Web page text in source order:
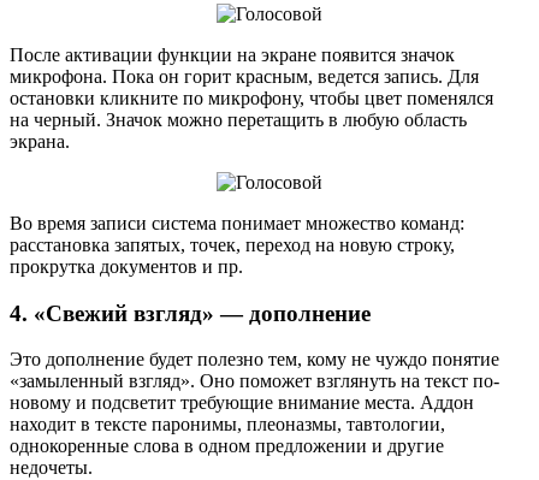
После активации функции на экране появится значок
микрофона. Пока он горит красным, ведется запись. Для
остановки кликните по микрофону, чтобы цвет поменялся
на черный. Значок можно перетащить в любую область
экрана.
Во время записи система понимает множество команд:
расстановка запятых, точек, переход на новую строку,
прокрутка документов и пр.
4. «Свежий взгляд» — дополнение
Это дополнение будет полезно тем, кому не чуждо понятие
«замыленный взгляд». Оно поможет взглянуть на текст по-
новому и подсветит требующие внимание места. Аддон
находит в тексте паронимы, плеоназмы, тавтологии,
однокоренные слова в одном предложении и другие
недочеты.